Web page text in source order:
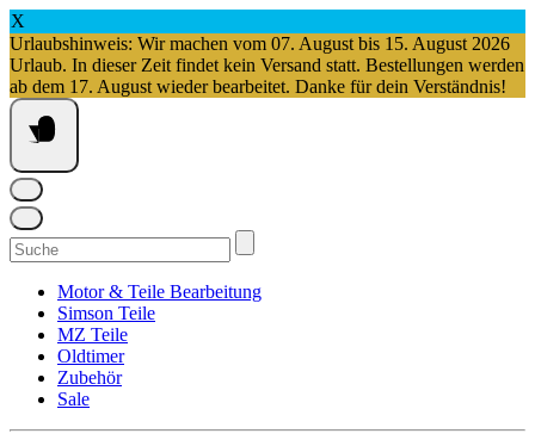
X
Urlaubshinweis: Wir machen vom 07. August bis 15. August 2026
Urlaub. In dieser Zeit findet kein Versand statt. Bestellungen werden
ab dem 17. August wieder bearbeitet. Danke für dein Verständnis!
Springe
zum
Inhalt
Suchen
nach:
Motor & Teile Bearbeitung
Simson Teile
MZ Teile
Oldtimer
Zubehör
Sale